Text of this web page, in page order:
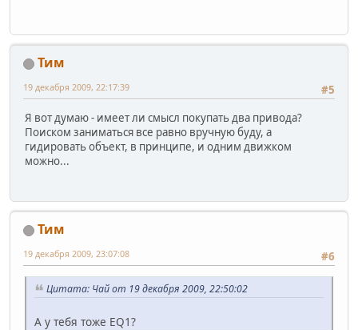
Тим
#5
19 декабря 2009, 22:17:39
Я вот думаю - имеет ли смысл покупать два привода?
Поиском заниматься все равно вручную буду, а
гидировать объект, в принципе, и одним движком
можно...
Тим
#6
19 декабря 2009, 23:07:08
Цитата: Чай от 19 декабря 2009, 22:50:02
А у тебя тоже EQ1?